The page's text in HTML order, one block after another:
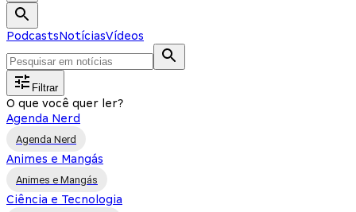
PodcastsNotíciasVídeos
Filtrar
O que você quer ler?
Agenda Nerd
Agenda Nerd
Animes e Mangás
Animes e Mangás
Ciência e Tecnologia